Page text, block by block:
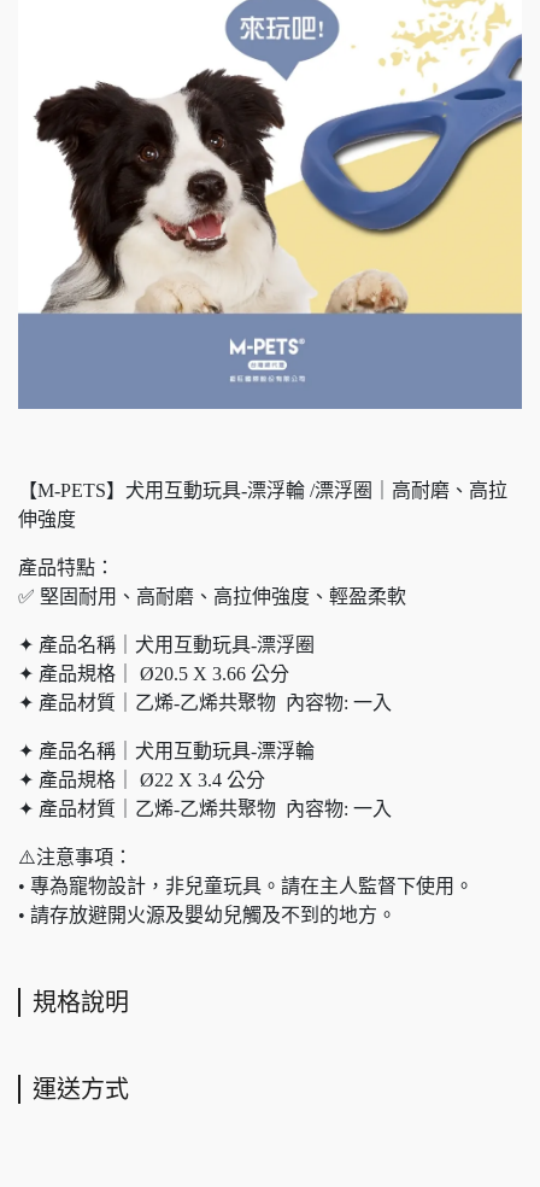
【M-PETS】犬用互動玩具-漂浮輪 /漂浮圈｜高耐磨、高拉
伸強度
產品特點：
✅ 堅固耐用、高耐磨、高拉伸強度、輕盈柔軟
✦ 產品名稱｜犬用互動玩具-漂浮圈
✦ 產品規格｜ Ø20.5 X 3.66 公分
✦ 產品材質｜乙烯-乙烯共聚物 內容物: 一入
✦ 產品名稱｜犬用互動玩具-漂浮輪
✦ 產品規格｜ Ø22 X 3.4 公分
✦ 產品材質｜乙烯-乙烯共聚物 內容物: 一入
⚠️注意事項：
• 專為寵物設計，非兒童玩具。請在主人監督下使用。
• 請存放避開火源及嬰幼兒觸及不到的地方。
規格說明
運送方式